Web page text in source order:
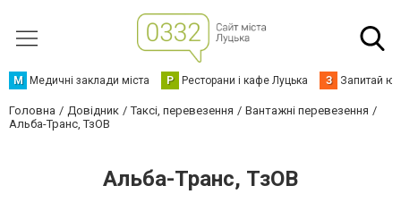
М Медичні заклади міста Р Ресторани і кафе Луцька З Запитай
Головна Довідник Таксі, перевезення
Вантажні перевезення
Альба-Транс, ТзОВ
Альба-Транс, ТзОВ